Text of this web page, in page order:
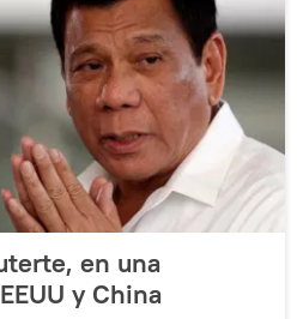
en una
y China